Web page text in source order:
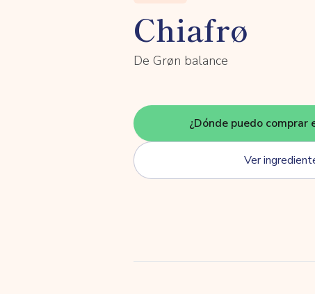
Chiafrø
De Grøn balance
¿Dónde puedo comprar
Ver